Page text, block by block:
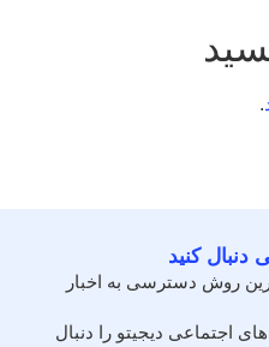
.
دنبال کنید
روش دسترسی به اخبار
اجتماعی دیجیتو را دنبال